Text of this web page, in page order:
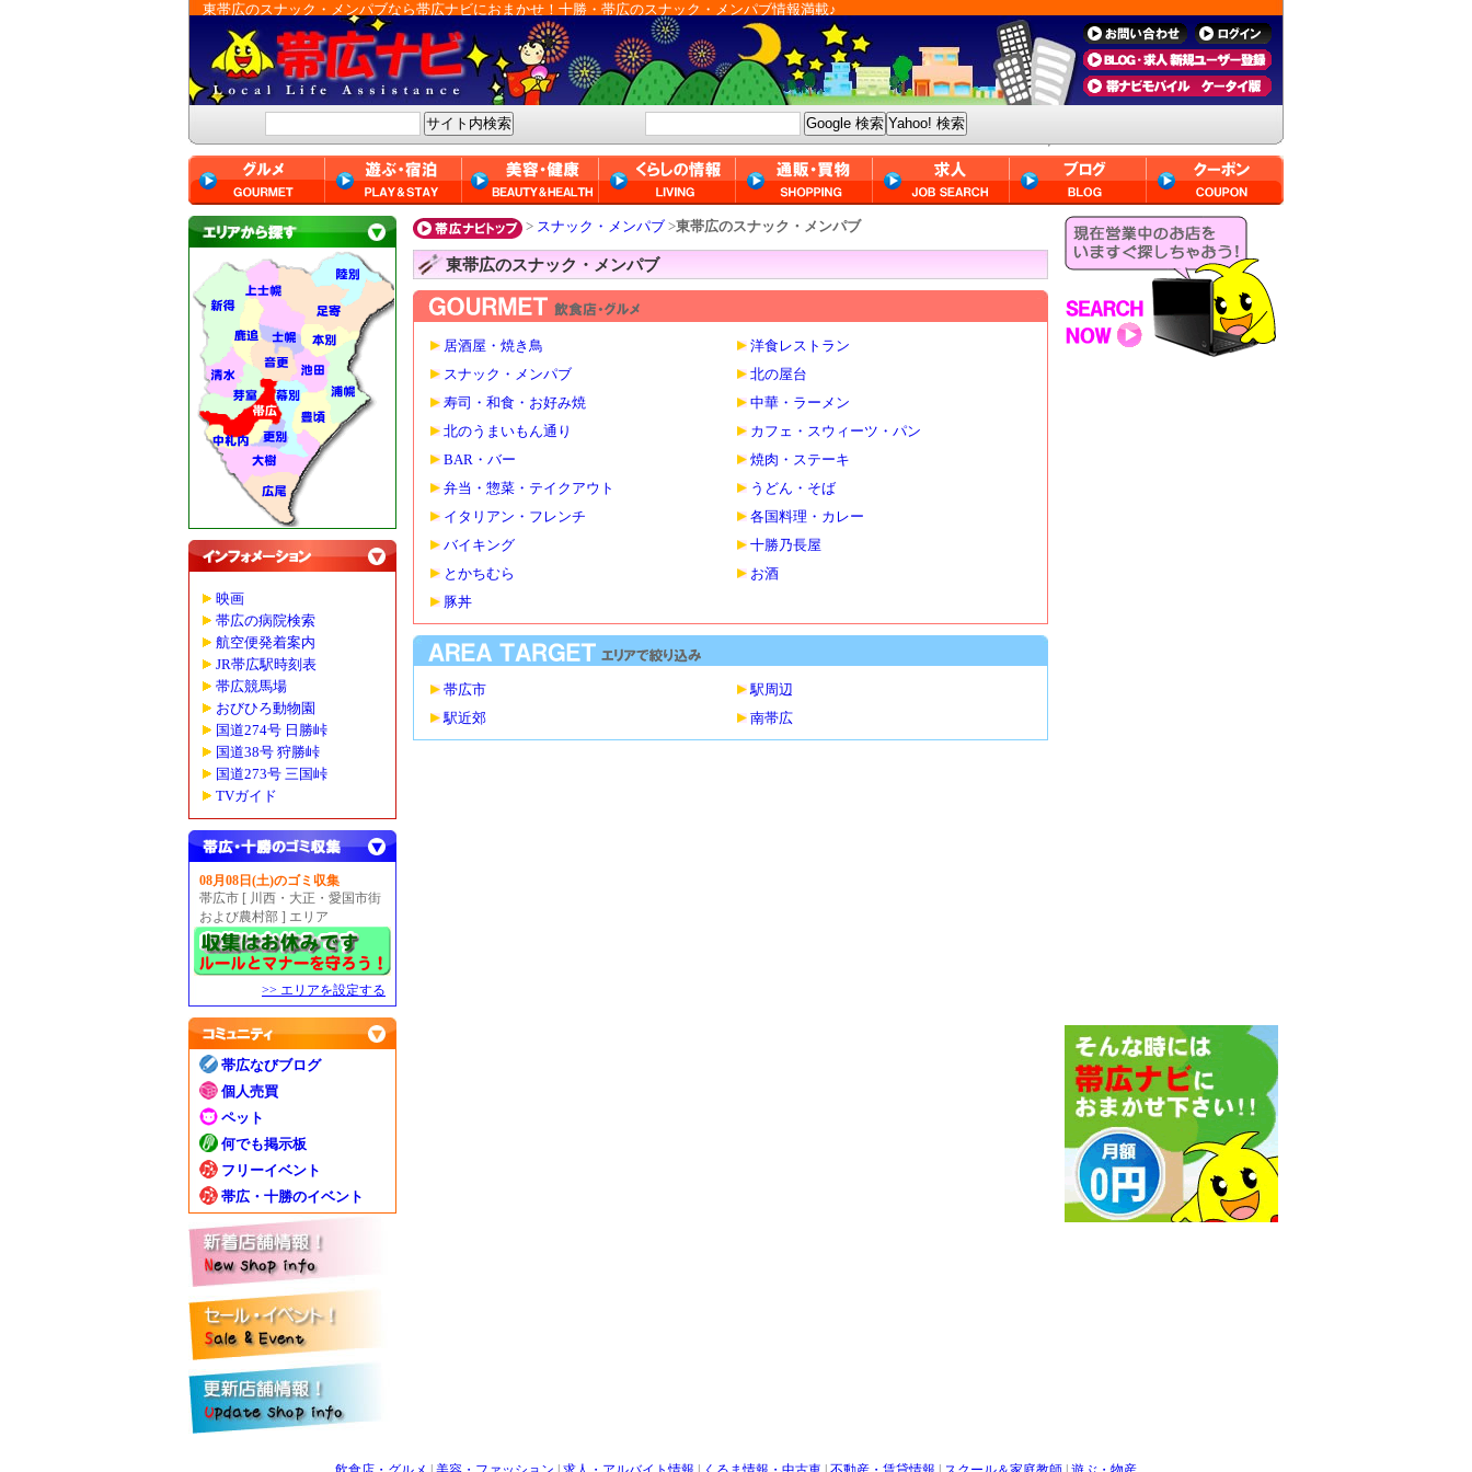
東帯広のスナック・メンパブなら帯広ナビにおまかせ！十勝・帯広のスナック・メンパブ情報満載♪
映画
帯広の病院検索
航空便発着案内
JR帯広駅時刻表
帯広競馬場
おびひろ動物園
国道274号 日勝峠
国道38号 狩勝峠
国道273号 三国峠
TVガイド
08月08日(土)のゴミ収集
帯広市 [ 川西・大正・愛国市街
および農村部 ] エリア
>> エリアを設定する
帯広なびブログ
個人売買
ペット
何でも掲示板
フリーイベント
帯広・十勝のイベント
> スナック・メンパブ >東帯広のスナック・メンパブ
東帯広のスナック・メンパブ
居酒屋・焼き鳥
洋食レストラン
スナック・メンパブ
北の屋台
寿司・和食・お好み焼
中華・ラーメン
北のうまいもん通り
カフェ・スウィーツ・パン
BAR・バー
焼肉・ステーキ
弁当・惣菜・テイクアウト
うどん・そば
イタリアン・フレンチ
各国料理・カレー
バイキング
十勝乃長屋
とかちむら
お酒
豚丼
帯広市
駅周辺
駅近郊
南帯広